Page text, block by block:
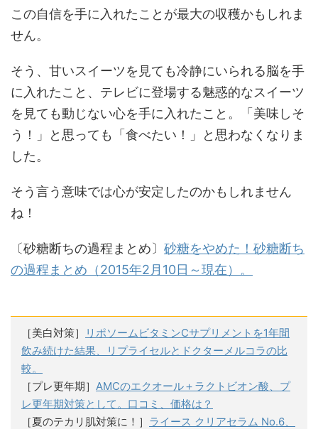
この自信を手に入れたことが最大の収穫かもしれま
せん。
そう、甘いスイーツを見ても冷静にいられる脳を手
に入れたこと、テレビに登場する魅惑的なスイーツ
を見ても動じない心を手に入れたこと。「美味しそ
う！」と思っても「食べたい！」と思わなくなりま
した。
そう言う意味では心が安定したのかもしれません
ね！
〔砂糖断ちの過程まとめ〕 砂糖をやめた！砂糖断ち
の過程まとめ（2015年2月10日～現在）。
［美白対策］
リポソームビタミンCサプリメントを1年間
飲み続けた結果、リプライセルとドクターメルコラの比
較。
［プレ更年期］ AMCのエクオール＋ラクトビオン酸、プ
レ更年期対策として。口コミ、価格は？
［夏のテカリ肌対策に！］ ライース クリアセラム No.6、